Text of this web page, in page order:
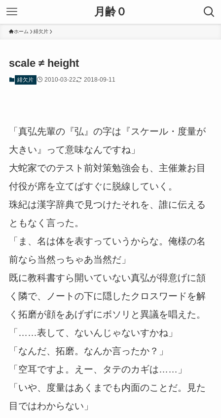
月齢０
ホーム 緋欠片
scale ≠ height
緋欠片 2010-03-22 2018-09-11
「真弘先輩の『弘』の字は『スケール・度量が
大きい』って意味なんですね」
大蛇家でのテスト前対策勉強会も、主催兼お目
付役が席を立てばすぐに脱線していく。
珠紀は漢字辞典で見つけたそれを、誰に伝える
ともなく言った。
「ま、名は体を表すっていうからな。俺様の名
前なら当然っちゃあ当然だ」
既に教科書すら開いていない真弘が得意げに頷
く隣で、ノートの下に隠したクロスワードを解
く拓磨が顔をあげずにボソリと異議を唱えた。
「……表して、ないんじゃないすかね」
「なんだ、拓磨。なんか言ったか？」
「空耳ですよ。えー、タテのカギは……」
「いや、度量はあくまでも内面のことだ。見た
目ではわからない」